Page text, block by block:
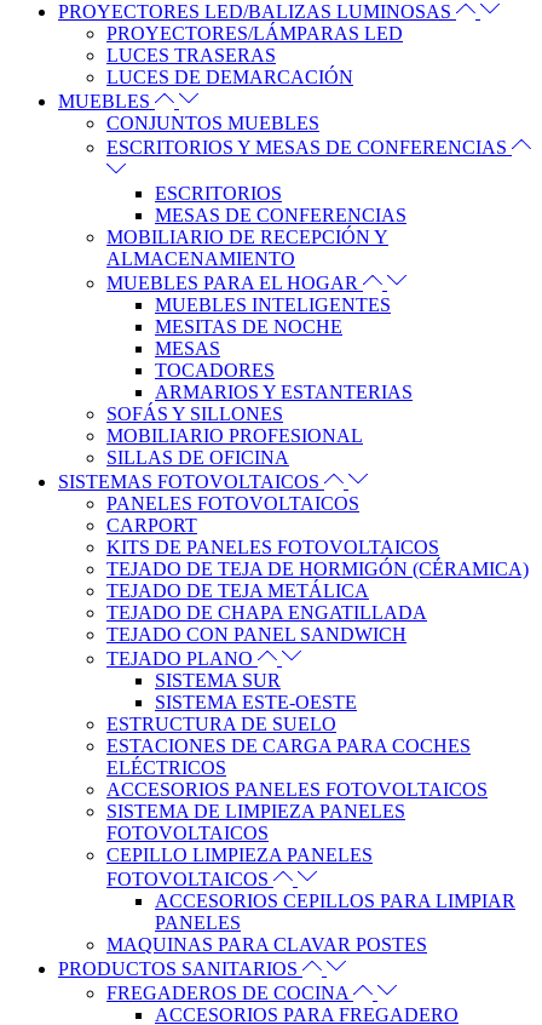
PROYECTORES LED/BALIZAS LUMINOSAS
PROYECTORES/LÁMPARAS LED
LUCES TRASERAS
LUCES DE DEMARCACIÓN
MUEBLES
CONJUNTOS MUEBLES
ESCRITORIOS Y MESAS DE CONFERENCIAS
ESCRITORIOS
MESAS DE CONFERENCIAS
MOBILIARIO DE RECEPCIÓN Y
ALMACENAMIENTO
MUEBLES PARA EL HOGAR
MUEBLES INTELIGENTES
MESITAS DE NOCHE
MESAS
TOCADORES
ARMARIOS Y ESTANTERIAS
SOFÁS Y SILLONES
MOBILIARIO PROFESIONAL
SILLAS DE OFICINA
SISTEMAS FOTOVOLTAICOS
PANELES FOTOVOLTAICOS
CARPORT
KITS DE PANELES FOTOVOLTAICOS
TEJADO DE TEJA DE HORMIGÓN (CÉRAMICA)
TEJADO DE TEJA METÁLICA
TEJADO DE CHAPA ENGATILLADA
TEJADO CON PANEL SANDWICH
TEJADO PLANO
SISTEMA SUR
SISTEMA ESTE-OESTE
ESTRUCTURA DE SUELO
ESTACIONES DE CARGA PARA COCHES
ELÉCTRICOS
ACCESORIOS PANELES FOTOVOLTAICOS
SISTEMA DE LIMPIEZA PANELES
FOTOVOLTAICOS
CEPILLO LIMPIEZA PANELES
FOTOVOLTAICOS
ACCESORIOS CEPILLOS PARA LIMPIAR
PANELES
MAQUINAS PARA CLAVAR POSTES
PRODUCTOS SANITARIOS
FREGADEROS DE COCINA
ACCESORIOS PARA FREGADERO